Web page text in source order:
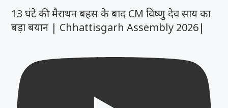
13 घंटे की मैराथन बहस के बाद CM विष्णु देव साय का
बड़ा बयान | Chhattisgarh Assembly 2026|